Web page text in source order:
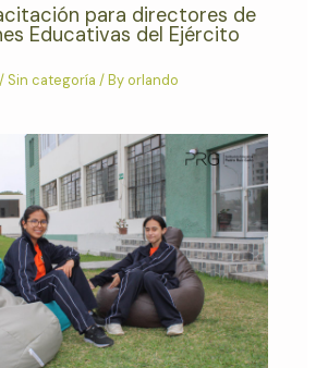
para directores de
Educativas del Ejército
/ Sin categoría / Byorlando